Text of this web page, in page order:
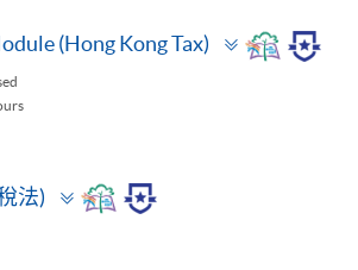
(Hong Kong Tax)
Toggle
panel
法)
Toggle
panel